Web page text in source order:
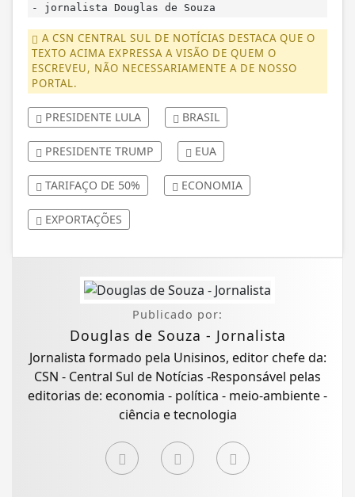
- jornalista Douglas de Souza
A CSN CENTRAL SUL DE NOTÍCIAS DESTACA QUE O
TEXTO ACIMA EXPRESSA A VISÃO DE QUEM O
ESCREVEU, NÃO NECESSARIAMENTE A DE NOSSO
PORTAL.
PRESIDENTE LULA BRASIL
PRESIDENTE TRUMP EUA
TARIFAÇO DE 50% ECONOMIA
EXPORTAÇÕES
Publicado por:
Douglas de Souza - Jornalista
Jornalista formado pela Unisinos, editor chefe da:
CSN - Central Sul de Notícias -Responsável pelas
editorias de: economia - política - meio-ambiente -
ciência e tecnologia